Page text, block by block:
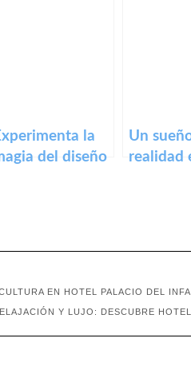
la
del diseño
Un
realidad
EN HOTEL PALACIO DEL
Y LUJO: DESCUBRE